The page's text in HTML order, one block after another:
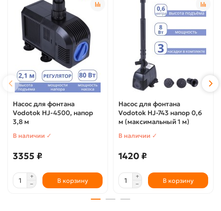
Насос для фонтана
Vodotok HJ-4500, напор
3,8 м
В наличии ✓
3355 ₽
В корзину
Насос для фонтана
Vodotok HJ-743 напор 0,6
м (максимальный 1 м)
В наличии ✓
1420 ₽
В корзину